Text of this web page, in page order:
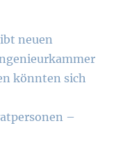
neuen
könn­ten sich
–